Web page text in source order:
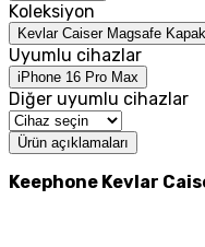
Koleksiyon
Kevlar Caiser Magsafe Kapak
Uyumlu cihazlar
iPhone 16 Pro Max
Diğer uyumlu cihazlar
Ürün açıklamaları
Keephone Kevlar